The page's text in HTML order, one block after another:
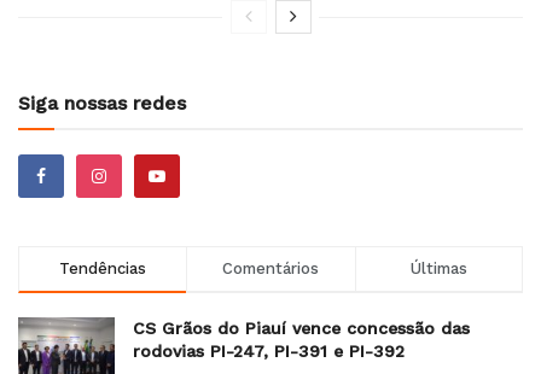
Siga nossas redes
Tendências Comentários Últimas
CS Grãos do Piauí vence concessão das
rodovias PI-247, PI-391 e PI-392